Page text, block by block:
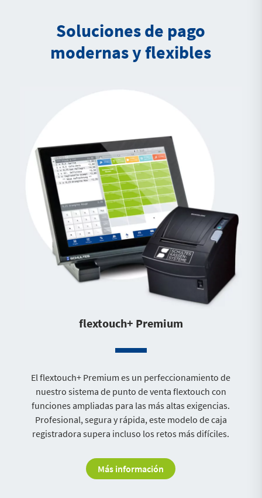
Soluciones de pago
modernas y flexibles
flextouch+ Premium
El flextouch+ Premium es un perfeccionamiento de
nuestro sistema de punto de venta flextouch con
funciones ampliadas para las más altas exigencias.
Profesional, segura y rápida, este modelo de caja
registradora supera incluso los retos más difíciles.
Más información